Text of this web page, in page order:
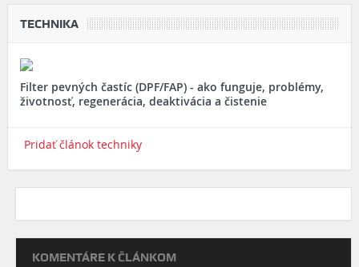
TECHNIKA
Filter pevných častíc (DPF/FAP) - ako funguje, problémy,
životnosť, regenerácia, deaktivácia a čistenie
Pridať článok techniky
KOMENTÁRE K ČLÁNKOM